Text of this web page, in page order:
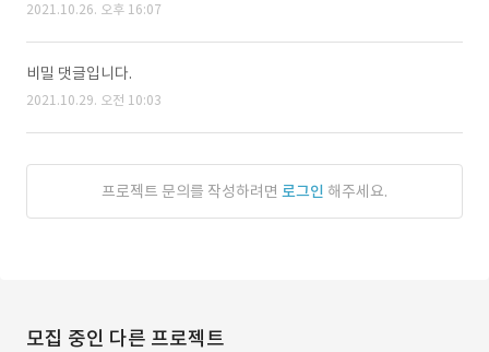
2021.10.26. 오후 16:07
비밀 댓글입니다.
2021.10.29. 오전 10:03
프로젝트 문의를 작성하려면 로그인 해주세요.
모집 중인 다른 프로젝트